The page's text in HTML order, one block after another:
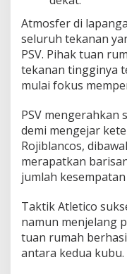
Atmosfer di
seluruh tekanan
PSV. Pihak tuan
tekanan tingginya
mulai fokus
PSV mengerahkan
demi mengejar
Rojiblancos,
merapatkan
jumlah kesempatan
Taktik Atletico
namun menjelang
tuan rumah
antara kedua kubu.